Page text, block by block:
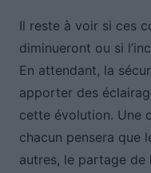
Il reste à voir si ces
diminueront ou si
En attendant, la
apporter des
cette évolution. Une
chacun pensera que
autres, le partage de